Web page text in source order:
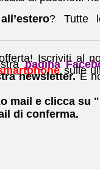
? Tutte
Iscriviti al
paginasulle
newsletter.E
mail e clicca su
di conferma.